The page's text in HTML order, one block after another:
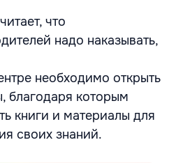
что
надо наказывать,
необходимо открыть
благодаря которым
книги и материалы для
своих знаний.